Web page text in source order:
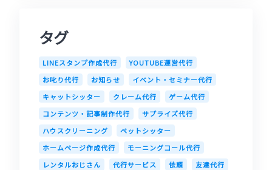
タグ
LINEスタンプ作成代行
YOUTUBE運営代行
お叱り代行
お知らせ
イベント・セミナー代行
キャットシッター
クレーム代行
ゲーム代行
コンテンツ・記事制作代行
サプライズ代行
ハウスクリーニング
ペットシッター
ホームページ作成代行
モーニングコール代行
レンタルおじさん
代行サービス 依頼
友達代行